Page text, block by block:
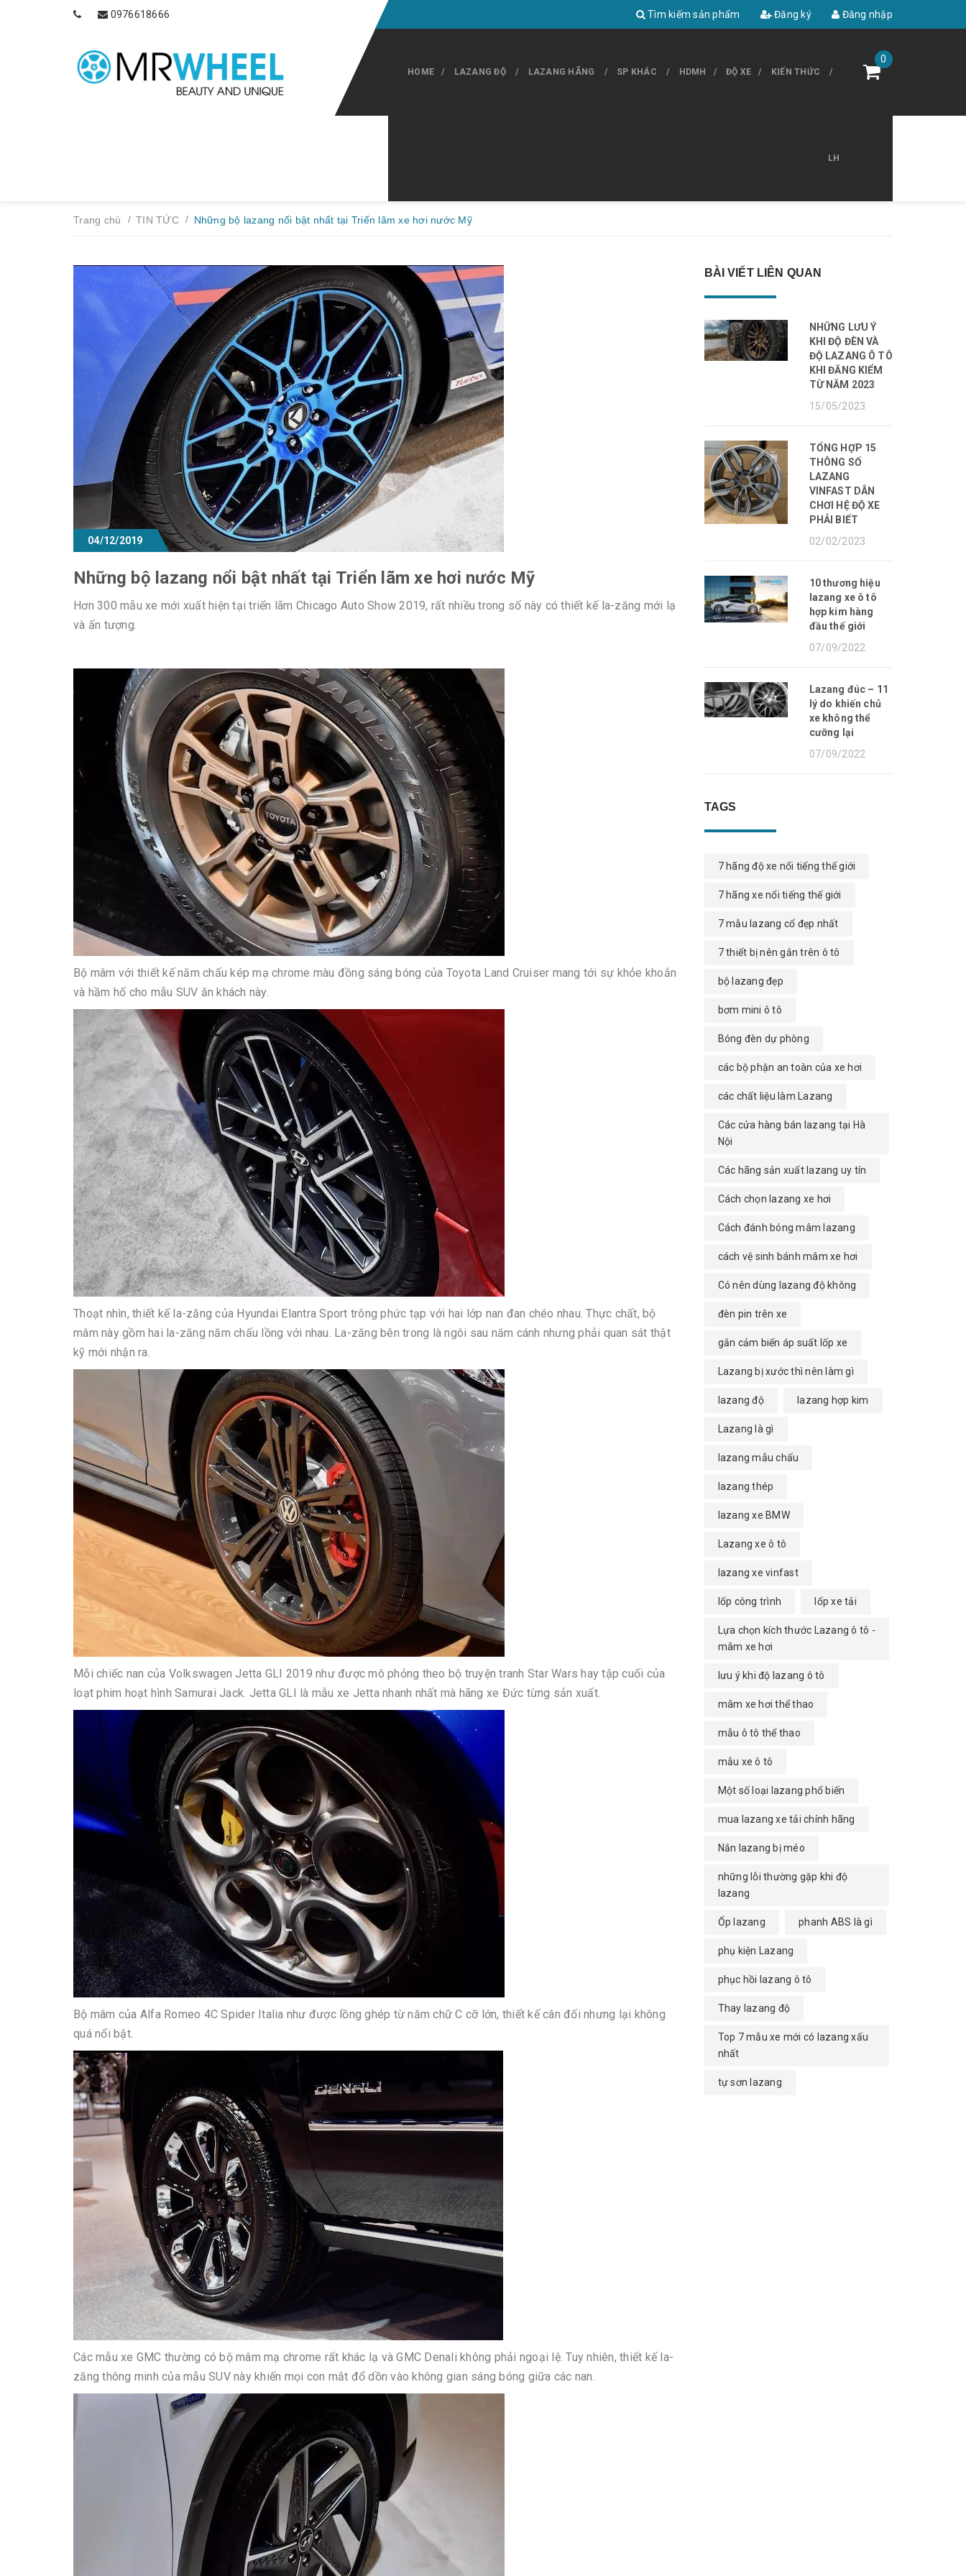
0976618666 Tìm kiếm sản phẩm Đăng ký Đăng nhập
HOME LAZANG ĐỘ LAZANG HÃNG SP KHÁC HDMH ĐỘ XE KIẾN THỨC
LH
0
Trang chủ / TIN TỨC / Những bộ lazang nổi bật nhất tại Triển lãm xe hơi nước Mỹ
04/12/2019
Những bộ lazang nổi bật nhất tại Triển lãm xe hơi nước Mỹ
Hơn 300 mẫu xe mới xuất hiện tại triển lãm Chicago Auto Show 2019, rất nhiều trong số này có thiết kế la-zăng mới lạ
và ấn tượng.
Bộ mâm với thiết kế năm chấu kép mạ chrome màu đồng sáng bóng của Toyota Land Cruiser mang tới sự khỏe khoắn
và hầm hố cho mẫu SUV ăn khách này.
Thoạt nhìn, thiết kế la-zăng của Hyundai Elantra Sport trông phức tạp với hai lớp nan đan chéo nhau. Thực chất, bộ
mâm này gồm hai la-zăng năm chấu lồng với nhau. La-zăng bên trong là ngôi sau năm cánh nhưng phải quan sát thật
kỹ mới nhận ra.
Mỗi chiếc nan của Volkswagen Jetta GLI 2019 như được mô phỏng theo bộ truyện tranh Star Wars hay tập cuối của
loạt phim hoạt hình Samurai Jack. Jetta GLI là mẫu xe Jetta nhanh nhất mà hãng xe Đức từng sản xuất.
Bộ mâm của Alfa Romeo 4C Spider Italia như được lồng ghép từ năm chữ C cỡ lớn, thiết kế cân đối nhưng lại không
quá nổi bật.
Các mẫu xe GMC thường có bộ mâm mạ chrome rất khác lạ và GMC Denali không phải ngoại lệ. Tuy nhiên, thiết kế la-
zăng thông minh của mẫu SUV này khiến mọi con mắt đổ dồn vào không gian sáng bóng giữa các nan.
BÀI VIẾT LIÊN QUAN
NHỮNG LƯU Ý
KHI ĐỘ ĐÈN VÀ
ĐỘ LAZANG Ô TÔ
KHI ĐĂNG KIỂM
TỪ NĂM 2023
15/05/2023
TỔNG HỢP 15
THÔNG SỐ
LAZANG
VINFAST DÂN
CHƠI HỆ ĐỘ XE
PHẢI BIẾT
02/02/2023
10 thương hiệu
lazang xe ô tô
hợp kim hàng
đầu thế giới
07/09/2022
Lazang đúc – 11
lý do khiến chủ
xe không thể
cưỡng lại
07/09/2022
TAGS
7 hãng độ xe nổi tiếng thế giới
7 hãng xe nổi tiếng thế giới
7 mẫu lazang cổ đẹp nhất
7 thiết bị nên gắn trên ô tô
bộ lazang đẹp
bơm mini ô tô
Bóng đèn dự phòng
các bộ phận an toàn của xe hơi
các chất liệu làm Lazang
Các cửa hàng bán lazang tại Hà
Nội
Các hãng sản xuất lazang uy tín
Cách chọn lazang xe hơi
Cách đánh bóng mâm lazang
cách vệ sinh bánh mâm xe hơi
Có nên dùng lazang độ không
đèn pin trên xe
gắn cảm biến áp suất lốp xe
Lazang bị xước thì nên làm gì
lazang độ lazang hợp kim
Lazang là gì
lazang mẫu chấu
lazang thép
lazang xe BMW
Lazang xe ô tô
lazang xe vinfast
lốp công trình lốp xe tải
Lựa chọn kích thước Lazang ô tô -
mâm xe hơi
lưu ý khi độ lazang ô tô
mâm xe hơi thể thao
mẫu ô tô thể thao
mẫu xe ô tô
Một số loại lazang phổ biến
mua lazang xe tải chính hãng
Nắn lazang bị méo
những lỗi thường gặp khi độ
lazang
Ốp lazang phanh ABS là gì
phụ kiện Lazang
phục hồi lazang ô tô
Thay lazang độ
Top 7 mẫu xe mới có lazang xấu
nhất
tự sơn lazang